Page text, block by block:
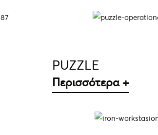
ΛΕΠΤΟΜΈΡΕΙΕΣ
PUZZLE
Περισσότερα +
ΛΕΠΤΟΜΈΡΕΙΕΣ